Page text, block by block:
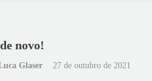
novo!
Glaser 27 de outubro de 2021